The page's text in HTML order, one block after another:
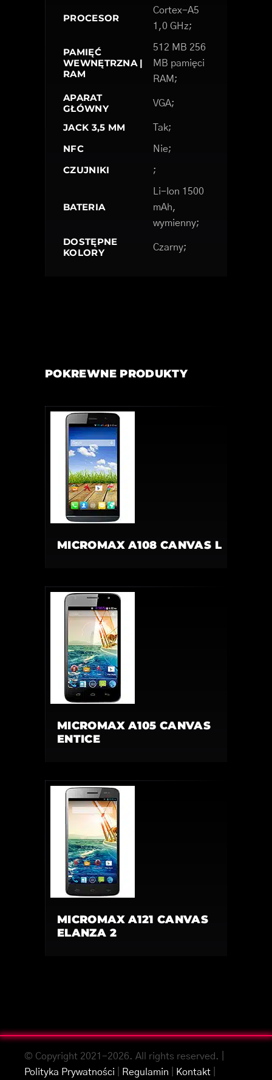
PROCESOR
Cortex-A5
1,0 GHz;
PAMIĘĆ
WEWNĘTRZNA |
RAM
512 MB 256
MB pamięci
RAM;
APARAT
GŁÓWNY
VGA;
JACK 3,5 MM Tak;
NFC Nie;
CZUJNIKI ;
BATERIA
Li-Ion 1500
mAh,
wymienny;
DOSTĘPNE
KOLORY
Czarny;
POKREWNE PRODUKTY
MICROMAX A108 CANVAS L
MICROMAX A105 CANVAS
ENTICE
MICROMAX A121 CANVAS
ELANZA 2
© Copyright 2021-2026. All rights reserved. |
Polityka Prywatności
Regulamin Kontakt